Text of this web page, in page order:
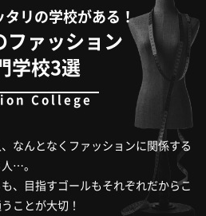
タリの学校がある！
ファッション
学校3選
なんとなくファッションに関係する
…。
、目指すゴールもそれぞれだからこ
ことが大切！